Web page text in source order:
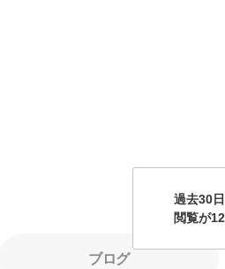
ブログ
過去30
閲覧が